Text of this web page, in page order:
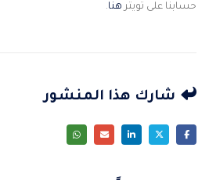
حسابنا على تويتر هنا.
شارك هذا المنشور